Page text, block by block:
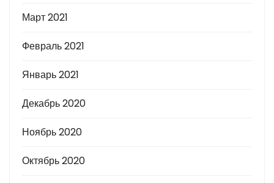
Март 2021
Февраль 2021
Январь 2021
Декабрь 2020
Ноябрь 2020
Октябрь 2020